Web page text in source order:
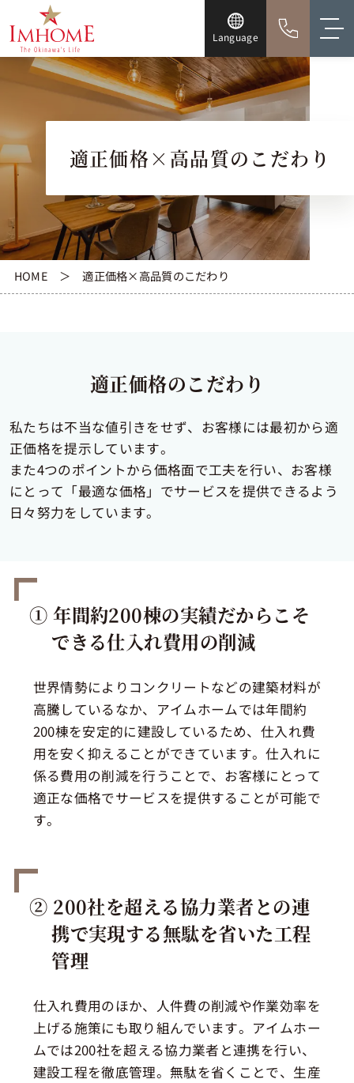
Language
適正価格×高品質のこだわり
HOME 適正価格×高品質のこだわり
適正価格のこだわり
私たちは不当な値引きをせず、お客様には最初から適
正価格を提示しています。
また4つのポイントから価格面で工夫を行い、お客様
にとって「最適な価格」でサービスを提供できるよう
日々努力をしています。
① 年間約200棟の実績だからこそ
できる仕入れ費用の削減
世界情勢によりコンクリートなどの建築材料が
高騰しているなか、アイムホームでは年間約
200棟を安定的に建設しているため、仕入れ費
用を安く抑えることができています。仕入れに
係る費用の削減を行うことで、お客様にとって
適正な価格でサービスを提供することが可能で
す。
② 200社を超える協力業者との連
携で実現する無駄を省いた工程
管理
仕入れ費用のほか、人件費の削減や作業効率を
上げる施策にも取り組んでいます。アイムホー
ムでは200社を超える協力業者と連携を行い、
建設工程を徹底管理。無駄を省くことで、生産